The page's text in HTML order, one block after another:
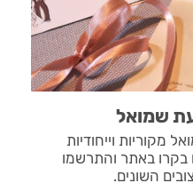
שמואל
מקוריות וייחודיות
בקרו באתר והתרשמו
השונים.